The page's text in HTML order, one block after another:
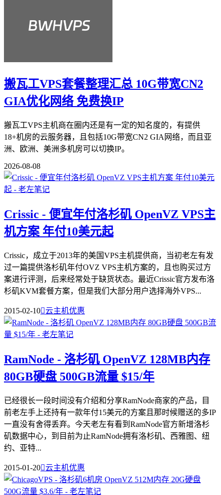
搬瓦工VPS套餐整理汇总 10G带宽CN2
GIA优化网络 免费换IP
搬瓦工VPS主机商在圈内还是有一定的知名度的，有提供
18+机房的云服务器，且包括10G带宽CN2 GIA网络，而且亚
洲、欧洲、美洲多机房可以切换IP。
2026-08-08
Crissic - 便宜年付洛杉矶 OpenVZ VPS主
机方案 年付10美元起
Crissic，成立于2013年的美国VPS主机提供商，当初老左有发
过一篇提供洛杉矶年付OVZ VPS主机方案的，且也购买过方
案进行评测，后来经常处于缺货状态。最近Crissic官方发布洛
杉矶KVM套餐方案，但是我们大部分用户选择海外VPS...
2015-02-10云主机优惠
RamNode - 洛杉矶 OpenVZ 128MB内存
80GB硬盘 500GB流量 $15/年
已经很长一段时间没有介绍和分享RamNode商家的产品，目
前老左手上还持有一款年付15美元的方案且那时候赠送的多IP
一直没有舍得丢弃。今天老左有看到RamNode官方新增洛杉
矶数据中心，到目前为止RamNode拥有洛杉矶、西雅图、纽
约、亚特...
2015-01-20云主机优惠